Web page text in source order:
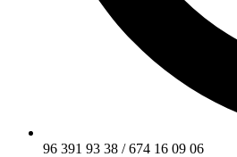
96 391 93 38 / 674 16 09 06